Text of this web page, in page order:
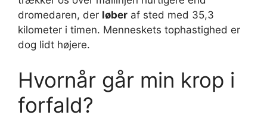
dromedaren, der løber af sted med 35,3
kilometer i timen. Menneskets tophastighed er
dog lidt højere.
Hvornår går min krop i
forfald?